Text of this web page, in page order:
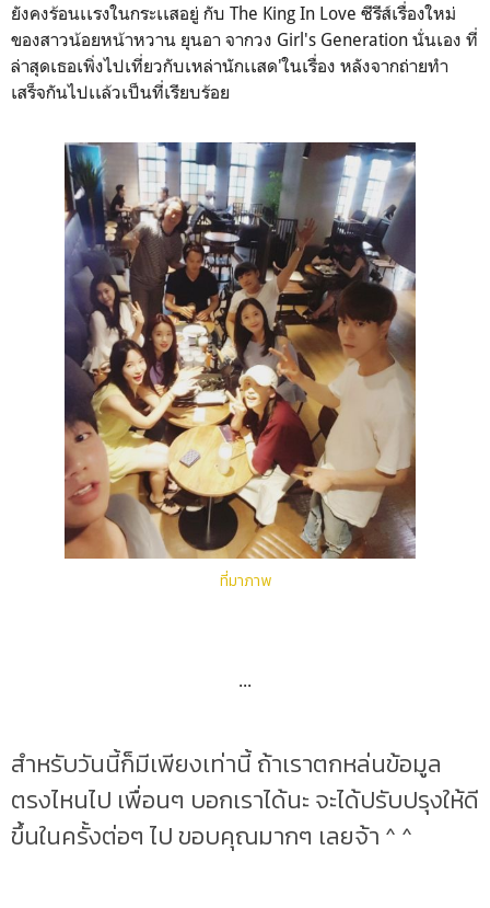
ยังคงร้อนเเรงในกระเเสอยู่ กับ The King In Love ซีรีส์เรื่องใหม่
ของสาวน้อยหน้าหวาน ยุนอา จากวง Girl's Generation นั่นเอง ที่
ล่าสุดเธอเพิ่งไปเที่ยวกับเหล่านักเเสด'ในเรื่อง หลังจากถ่ายทำ
เสร็จกันไปเเล้วเป็นที่เรียบร้อย
ที่มาภาพ
...
สำหรับวันนี้ก็มีเพียงเท่านี้ ถ้าเราตกหล่นข้อมูล
ตรงไหนไป เพื่อนๆ บอกเราได้นะ จะได้ปรับปรุงให้ดี
ขึ้นในครั้งต่อๆ ไป ขอบคุณมากๆ เลยจ้า ^ ^